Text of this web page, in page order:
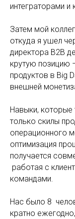
интеграторами и
Затем мой
откуда я ушел
директора B2B
крутую позицию
продуктов в Big
внешней
Навыки, которые
только скилы
операционного
оптимизация
получается
работая с
командами.
Нас было 8
кратно